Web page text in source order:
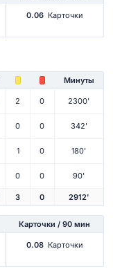
0.06 Карточки
Минуты
2 0 2300'
0 0 342'
1 0 180'
0 0 90'
3 0 2912'
Карточки / 90 мин
0.08 Карточки